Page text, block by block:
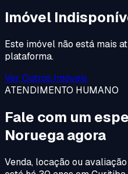
Imóvel
Este imóvel não está mais
plataforma.
Ver Outros Imóveis
ATENDIMENTO HUMANO
Fale com um
Noruega agora
Venda, locação ou